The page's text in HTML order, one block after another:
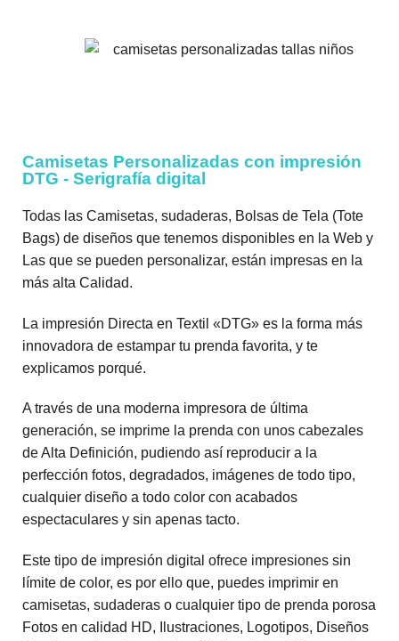
Camisetas Personalizadas con impresión
DTG - Serigrafía digital
Todas las Camisetas, sudaderas, Bolsas de Tela (Tote
Bags) de diseños que tenemos disponibles en la Web y
Las que se pueden personalizar, están impresas en la
más alta Calidad.
La impresión Directa en Textil «DTG» es la forma más
innovadora de estampar tu prenda favorita, y te
explicamos porqué.
A través de una moderna impresora de última
generación, se imprime la prenda con unos cabezales
de Alta Definición, pudiendo así reproducir a la
perfección fotos, degradados, imágenes de todo tipo,
cualquier diseño a todo color con acabados
espectaculares y sin apenas tacto.
Este tipo de impresión digital ofrece impresiones sin
límite de color, es por ello que, puedes imprimir en
camisetas, sudaderas o cualquier tipo de prenda porosa
Fotos en calidad HD, Ilustraciones, Logotipos, Diseños